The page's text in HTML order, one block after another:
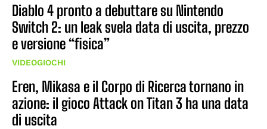
Diablo 4 pronto a debuttare su Nintendo
Switch 2: un leak svela data di uscita, prezzo
e versione “fisica”
VIDEOGIOCHI
Eren, Mikasa e il Corpo di Ricerca tornano in
azione: il gioco Attack on Titan 3 ha una data
di uscita